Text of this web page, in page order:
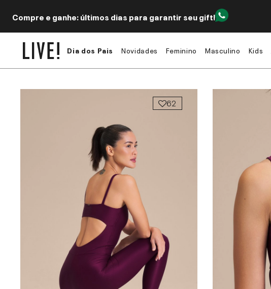
Compre e ganhe: últimos dias para garantir seu gift!
Dia dos Pais Novidades Feminino Masculino Kids
62